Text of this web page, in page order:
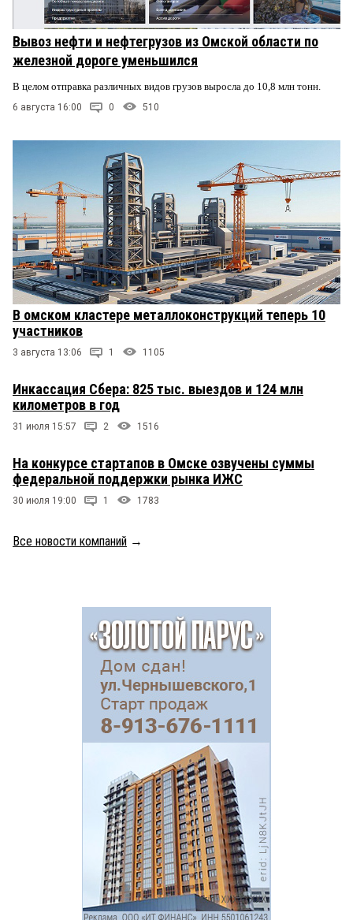
Вывоз нефти и нефтегрузов из Омской области по
железной дороге уменьшился
В целом отправка различных видов грузов выросла до 10,8 млн тонн.
6 августа 16:00 0 510
В омском кластере металлоконструкций теперь 10
участников
3 августа 13:06 1 1105
Инкассация Сбера: 825 тыс. выездов и 124 млн
километров в год
31 июля 15:57 2 1516
На конкурсе стартапов в Омске озвучены суммы
федеральной поддержки рынка ИЖС
30 июля 19:00 1 1783
Все новости компаний →